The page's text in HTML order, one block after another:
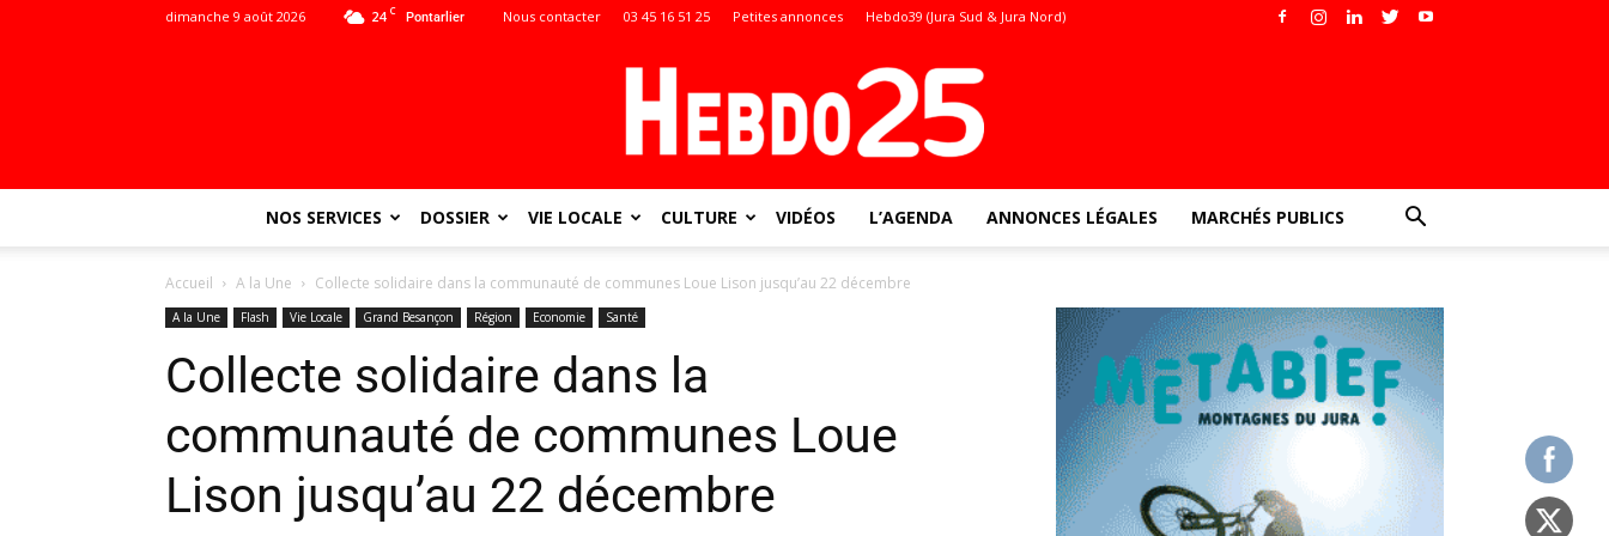
24 C Pontarlier
dimanche 9 août 2026 Nous contacter 03 45 16 51 25 Petites annonces Hebdo39 (Jura Sud & Jura Nord)
NOS SERVICES DOSSIER VIE LOCALE CULTURE VIDÉOS L’AGENDA ANNONCES LÉGALES MARCHÉS PUBLICS
Accueil A la Une Collecte solidaire dans la communauté de communes Loue Lison jusqu’au 22 décembre
A la Une Flash Vie Locale Grand Besançon Région Economie Santé
Collecte solidaire dans la
communauté de communes Loue
Lison jusqu’au 22 décembre